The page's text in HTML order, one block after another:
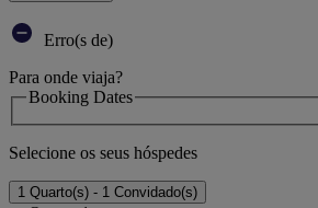
Erro(s de)
Para onde viaja?
Booking Dates
Selecione os seus hóspedes
1 Quarto(s) - 1 Convidado(s)